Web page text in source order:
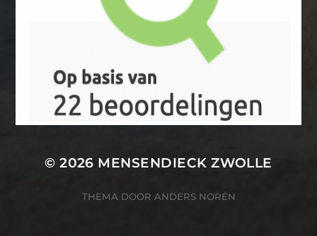
© 2026 MENSENDIECK ZWOLLE
THEMA DOOR ANDERS NORÉN